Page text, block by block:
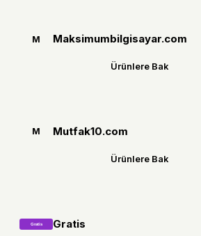
M Maksimumbilgisayar.com
Ürünlere Bak
M Mutfak10.com
Ürünlere Bak
Gratis